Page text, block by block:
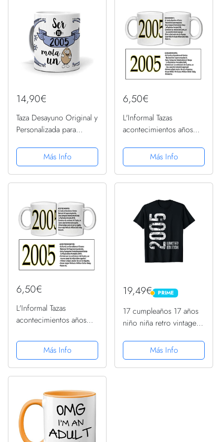
14,90€
Taza Desayuno Original y
Personalizada para
cumpleaños. Ser de
2005 Mola un Huevo.
Más Info
6,50€
L'Informal Tazas
acontecimientos años
(2005) catalán
Más Info
6,50€
L'Informal Tazas
acontecimientos años
(2005)
Más Info
19,49€ PRIME
PRIME
17 cumpleaños 17 años
niño niña retro vintage
Más Info